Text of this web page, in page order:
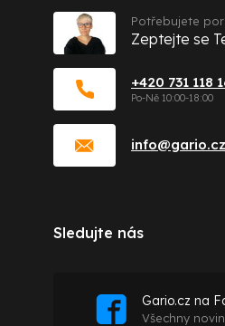
info@gario.cz
+420 731 118
Potřebujete
Zeptejte se
Sledujte nás
Gario.cz na
Všechny